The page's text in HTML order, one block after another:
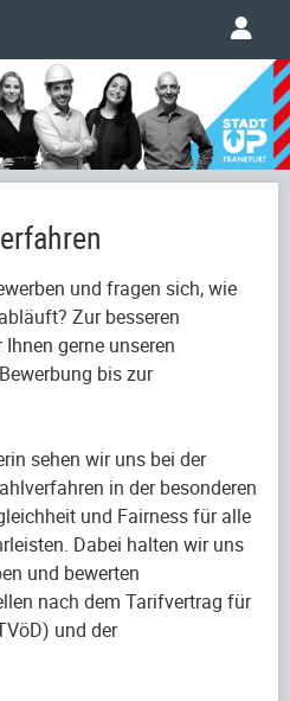
und fragen sich, wie
Zur besseren
gerne unseren
bis zur
sehen wir uns bei der
in der besonderen
und Fairness für alle
Dabei halten wir uns
und bewerten
nach dem Tarifvertrag für
und der